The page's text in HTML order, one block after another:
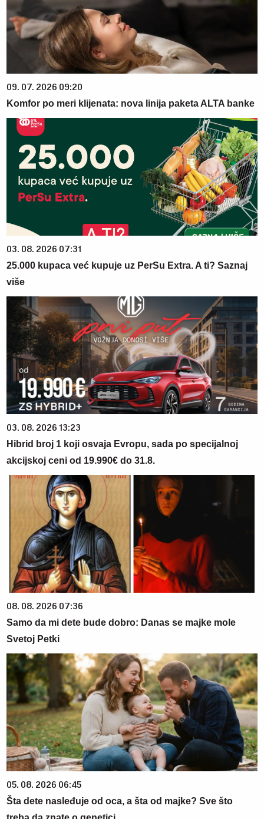
09. 07. 2026 09:20
Komfor po meri klijenata: nova linija paketa ALTA banke
03. 08. 2026 07:31
25.000 kupaca već kupuje uz PerSu Extra. A ti? Saznaj
više
03. 08. 2026 13:23
Hibrid broj 1 koji osvaja Evropu, sada po specijalnoj
akcijskoj ceni od 19.990€ do 31.8.
08. 08. 2026 07:36
Samo da mi dete bude dobro: Danas se majke mole
Svetoj Petki
05. 08. 2026 06:45
Šta dete nasleđuje od oca, a šta od majke? Sve što